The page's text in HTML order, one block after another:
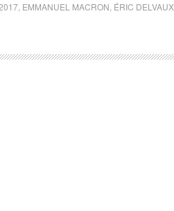
EMMANUEL MACRON ÉRIC DELVAUX